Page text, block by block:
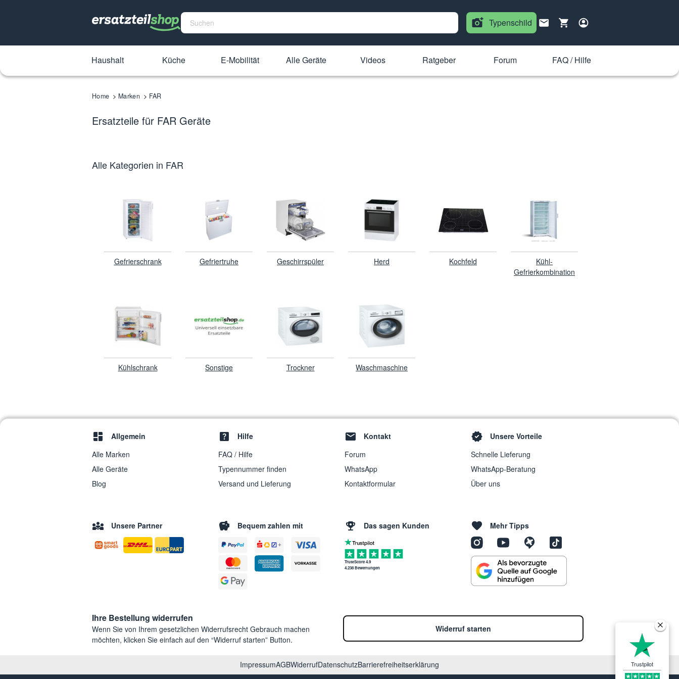
Typenschild
Haushalt Küche E-Mobilität Alle Geräte Videos Ratgeber Forum FAQ / Hilfe
Home Marken FAR
Ersatzteile für FAR Geräte
Alle Kategorien in FAR
Gefrierschrank Gefriertruhe Geschirrspüler Herd Kochfeld
Kühl-
Gefrierkombination
Kühlschrank Sonstige Trockner Waschmaschine
Allgemein
Alle Marken
Alle Geräte
Blog
Hilfe
FAQ / Hilfe
Typennummer finden
Versand und Lieferung
Kontakt
Forum
WhatsApp
Kontaktformular
Unsere Vorteile
Schnelle Lieferung
WhatsApp-Beratung
Über uns
Unsere Partner Bequem zahlen mit Das sagen Kunden
TrustScore 4.9
4.238 Bewertungen
Mehr Tipps
Ihre Bestellung widerrufen
Wenn Sie von Ihrem gesetzlichen Widerrufsrecht Gebrauch machen
möchten, klicken Sie einfach auf den “Widerruf starten” Button.
Widerruf starten
ImpressumAGBWiderrufDatenschutzBarrierefreiheitserklärung Trustpilot